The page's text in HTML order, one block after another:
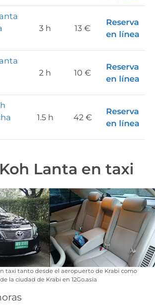
3 h 13 €
Reserva
en línea
2 h 10 €
Reserva
en línea
1.5 h 42 €
Reserva
en línea
Lanta en taxi
taxi tanto desde el aeropuerto de Krabi como
la ciudad de Krabi en 12Go.asia